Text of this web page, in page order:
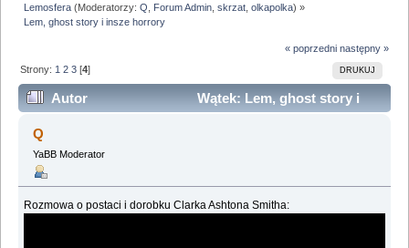
Lemosfera (Moderatorzy:Q Forum Admin ,skrzat ,olkapolka) »
Lem, ghost story i insze horrory
« poprzedni następny »
DRUKUJ
Strony: 1 2 3 [4]
Autor
Wątek: Lem, ghost story i
insze horrory (Przeczytany 143330 razy)
Q
YaBB Moderator
Rozmowa o postaci i dorobku Clarka Ashtona Smitha: